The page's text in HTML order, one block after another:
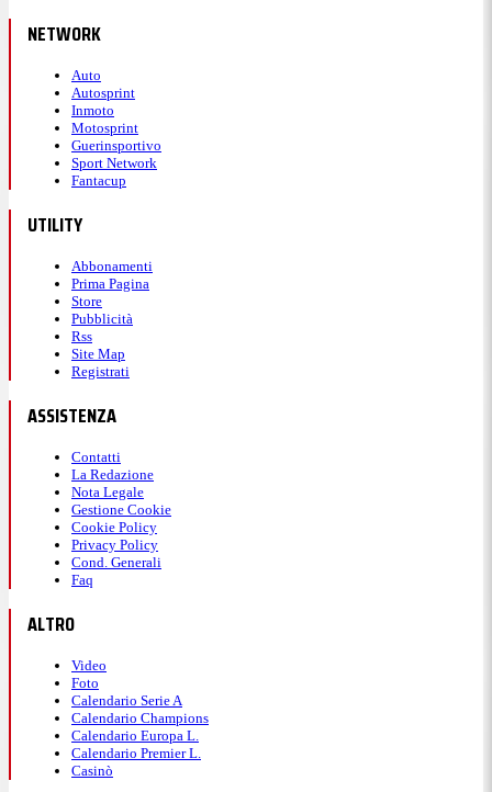
NETWORK
Auto
Autosprint
Inmoto
Motosprint
Guerinsportivo
Sport Network
Fantacup
UTILITY
Abbonamenti
Prima Pagina
Store
Pubblicità
Rss
Site Map
Registrati
ASSISTENZA
Contatti
La Redazione
Nota Legale
Gestione Cookie
Cookie Policy
Privacy Policy
Cond. Generali
Faq
ALTRO
Video
Foto
Calendario Serie A
Calendario Champions
Calendario Europa L.
Calendario Premier L.
Casinò